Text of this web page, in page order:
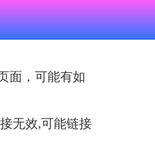
面，可能有如
无效,可能链接